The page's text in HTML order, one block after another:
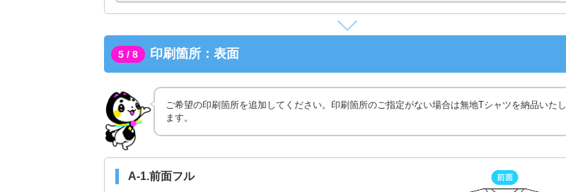
5 / 8 印刷箇所：表面
ご希望の印刷箇所を追加してください。印刷箇所のご指定がない場合は無地Tシャツを納品いたし
ます。
A-1.前面フル